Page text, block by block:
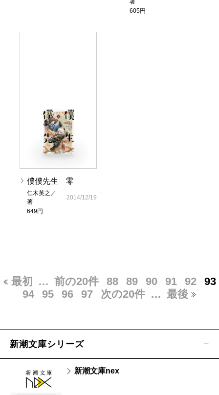
著
605円
僕僕先生 零
仁木英之／
著
649円
2014/12/19
最初 … 前の20件 88 89 90 91 92
93
94
95 96 97 次の20件 … 最後
新潮文庫シリーズ
新潮文庫nex